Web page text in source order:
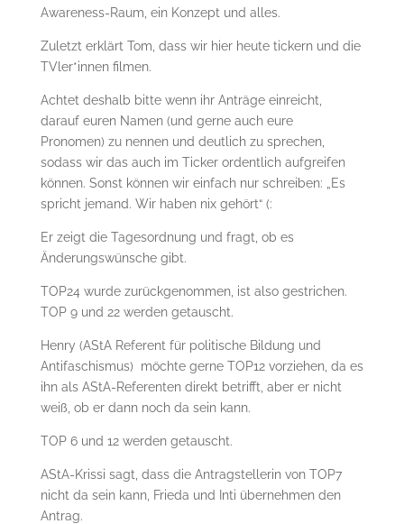
Awareness-Raum, ein Konzept und alles.
Zuletzt erklärt Tom, dass wir hier heute tickern und die
TVler*innen filmen.
Achtet deshalb bitte wenn ihr Anträge einreicht,
darauf euren Namen (und gerne auch eure
Pronomen) zu nennen und deutlich zu sprechen,
sodass wir das auch im Ticker ordentlich aufgreifen
können. Sonst können wir einfach nur schreiben: „Es
spricht jemand. Wir haben nix gehört“ (:
Er zeigt die Tagesordnung und fragt, ob es
Änderungswünsche gibt.
TOP24 wurde zurückgenommen, ist also gestrichen.
TOP 9 und 22 werden getauscht.
Henry (AStA Referent für politische Bildung und
Antifaschismus) möchte gerne TOP12 vorziehen, da es
ihn als AStA-Referenten direkt betrifft, aber er nicht
weiß, ob er dann noch da sein kann.
TOP 6 und 12 werden getauscht.
AStA-Krissi sagt, dass die Antragstellerin von TOP7
nicht da sein kann, Frieda und Inti übernehmen den
Antrag.